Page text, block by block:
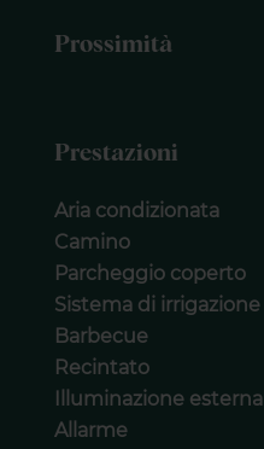
Prossimità
Prestazioni
Aria condizionata
Camino
Parcheggio coperto
Sistema di irrigazione
Barbecue
Recintato
Illuminazione esterna
Allarme